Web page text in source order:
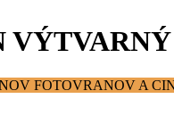
FOTOVRANOV A